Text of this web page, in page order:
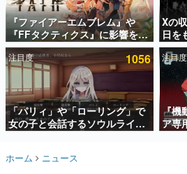
アプリセール情報
インタビュー
連載・特集一覧
殿堂入り記事
SNS拡散数が数千以上！ ペ
ど。多くの人々に読まれた
事をまとめました。
名作ゲームクリエイターの方
『ファイアーエムブレム』や
『FFタクティクス』に影響を受
けた新作戦略RPG『Beaten
Path』2027年に発売へ。
PC（Steam）、PS5、Xbox、
Switch向けにリリース予定
Xの
日を
化制
注目度 1056
「パリィ」や「ローリング」で
女の子と会話するソウルライク
恋愛ゲーム『小早川さんはソウ
敗すると「YOU DIED」
注目度
『機
ア専
散水
ホーム ニュース